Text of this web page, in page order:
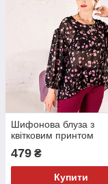
Шифонова блуза з
квітковим принтом
479 ₴
Купити